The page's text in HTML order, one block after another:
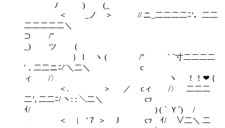
ﾉ ) (_
＜ _ノ ＞ // ニ_二二二二ﾆ‘，二二
二二二二二＼
⊃ /"
_) ツ (
） l ヽ ( /" ｀`寸二二二二
'，二二ニﾆ/¨＼二＼ c
ィ /〉 ヽ ！！❤ {
＜. ゝ ＞ ／ cィ /〉 二二二
二’, 二二ﾆ/ ヽ: : ＼二＼ cｯ
ｲ/ ) (｀Ｙ´) /
＜ | '７ ＞ J cｯ ｲ/ ∨二＼ 二